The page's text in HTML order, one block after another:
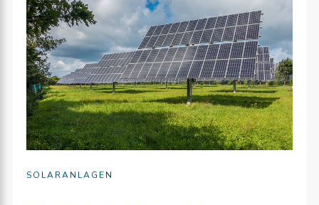
SOLARANLAGEN